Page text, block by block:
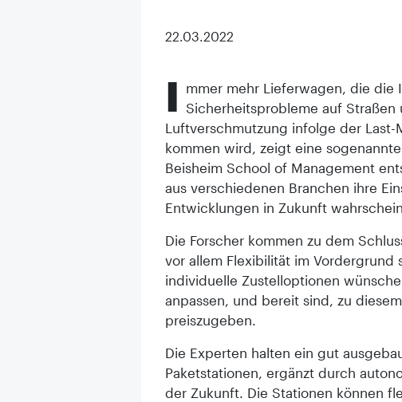
22.03.2022
I mmer mehr Lieferwagen, die die
Sicherheitsprobleme auf
Luftverschmutzung infolge der
kommen wird, zeigt eine
Beisheim School of Management
aus verschiedenen Branchen ihre
Entwicklungen in Zukunft
Die Forscher kommen zu dem
vor allem Flexibilität im Vordergrund
individuelle Zustelloptionen
anpassen, und bereit sind, zu
preiszugeben.
Die Experten halten ein gut
Paketstationen, ergänzt durch
der Zukunft. Die Stationen können